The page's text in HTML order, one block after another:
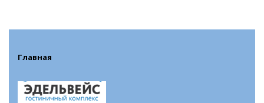
Главная